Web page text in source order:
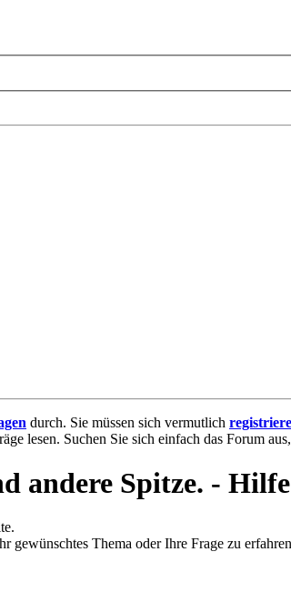
durch. Sie müssen sich vermutlich
lesen. Suchen Sie sich einfach das Forum
andere Spitze. - Hilfe
Thema oder Ihre Frage zu